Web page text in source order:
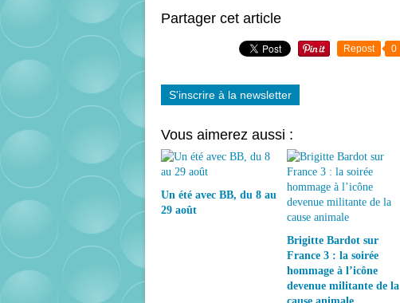
Partager cet article
Repost 0
S'inscrire à la newsletter
Vous aimerez aussi :
Un été avec BB, du 8 au
29 août
Brigitte Bardot sur
France 3 : la soirée
hommage à l’icône
devenue militante de la